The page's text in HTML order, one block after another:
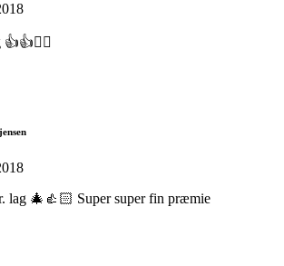
lag 🎄👍🏻 Super super fin præmie